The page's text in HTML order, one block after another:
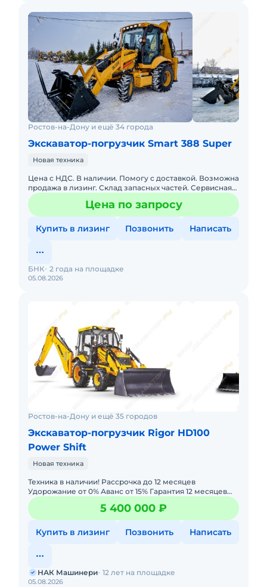
Ростов-на-Дону и ещё 34 города
Экскаватор-погрузчик Smart 388 Super
Новая техника
Цена с НДС. В наличии. Помогу с доставкой. Возможна
продажа в лизинг. Склад запасных частей. Сервисная
горячая линия. Доставка по РФ. Подбор комплектации.
Полна
Цена по запросу
Купить в лизинг Позвонить Написать
05.08.2026
БНК 2 года на площадке
Ростов-на-Дону и ещё 35 городов
Экскаватор-погрузчик Rigor HD100
Power Shift
Новая техника
Техника в наличии! Рассрочка до 12 месяцев
Удорожание от 0% Аванс от 15% Гарантия 12 месяцев
или 2000 моточасов. Лизинг с авансом 0% —
минимальный пакет д5 400 000 ₽
Купить в лизинг Позвонить Написать
05.08.2026
НАК Машинери 12 лет на площадке